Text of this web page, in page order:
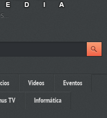
Videos Eventos
TV Informática